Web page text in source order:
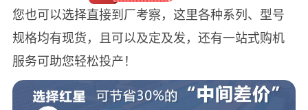
您也可以选择直接到厂考察，这里各种系列、型号
规格均有现货，且可以及定及发，还有一站式购机
服务可助您轻松投产！